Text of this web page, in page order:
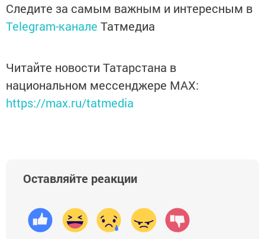
Следите за самым важным и интересным в
Telegram-канале Татмедиа
Читайте новости Татарстана в
национальном мессенджере MАХ:
https://max.ru/tatmedia
Оставляйте реакции